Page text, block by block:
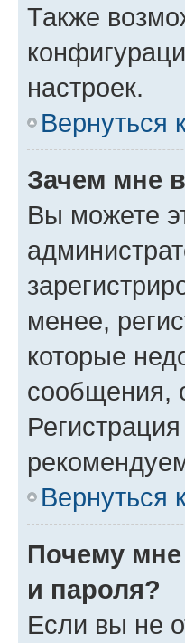
Также
настроек.
Вернуться
Зачем мне
Вы можете
менее,
которые
сообщения,
Вернуться
Почему
и пароля?
Если вы не